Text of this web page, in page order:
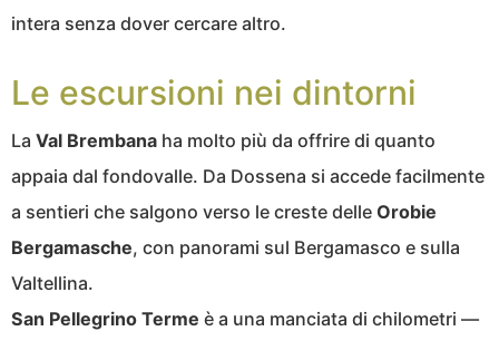
intera senza dover cercare altro.
Le escursioni nei dintorni
La Val Brembana ha molto più da offrire di quanto
appaia dal fondovalle. Da Dossena si accede facilmente
a sentieri che salgono verso le creste delle Orobie
Bergamasche, con panorami sul Bergamasco e sulla
Valtellina.
San Pellegrino Terme è a una manciata di chilometri —